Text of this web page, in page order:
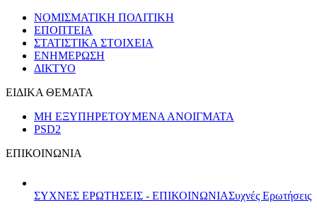
ΝΟΜΙΣΜΑΤΙΚΗ ΠΟΛΙΤΙΚΗ
ΕΠΟΠΤΕΙΑ
ΣΤΑΤΙΣΤΙΚΑ ΣΤΟΙΧΕΙΑ
ΕΝΗΜΕΡΩΣΗ
ΔΙΚΤΥΟ
ΕΙΔΙΚΑ ΘΕΜΑΤΑ
ΜΗ ΕΞΥΠΗΡΕΤΟΥΜΕΝΑ ΑΝΟΙΓΜΑΤΑ
PSD2
ΕΠΙΚΟΙΝΩΝΙΑ
ΣΥΧΝΕΣ ΕΡΩΤΗΣΕΙΣ - ΕΠΙΚΟΙΝΩΝΙΑΣυχνές Ερωτήσεις